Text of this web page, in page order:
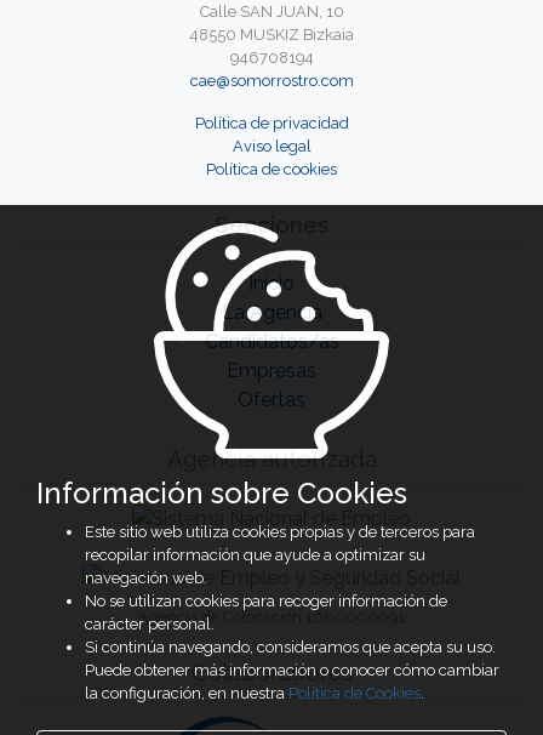
Calle SAN JUAN, 10
48550 MUSKIZ Bizkaia
946708194
cae@somorrostro.com
Política de privacidad
Aviso legal
Política de cookies
Secciones
Inicio
La Agencia
Candidatos/as
Empresas
Ofertas
Agencia autorizada
Agencia de Colocación 1600000091
Colaboradores
Información sobre Cookies
Este sitio web utiliza cookies propias y de terceros para
recopilar información que ayude a optimizar su
navegación web.
No se utilizan cookies para recoger información de
carácter personal.
Si continúa navegando, consideramos que acepta su uso.
Puede obtener más información o conocer cómo cambiar
la configuración, en nuestra Política de Cookies.